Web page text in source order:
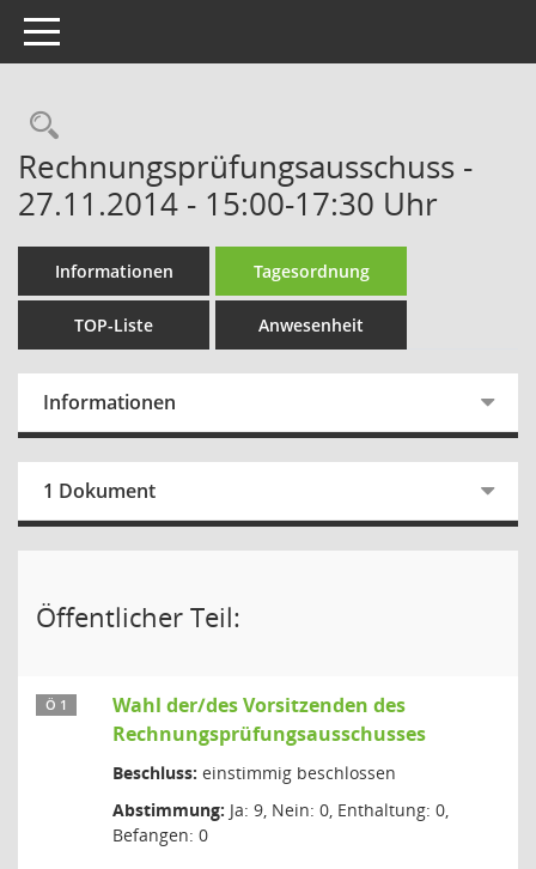
Toggle navigation
Rechercheauswahl
Rechnungsprüfungsausschuss -
27.11.2014 - 15:00-17:30 Uhr
Informationen Tagesordnung
TOP-Liste Anwesenheit
Informationen
1 Dokument
Öffentlicher Teil:
Ö 1
Wahl der/des Vorsitzenden des
Rechnungsprüfungsausschusses
Beschluss: einstimmig beschlossen
Abstimmung: Ja: 9, Nein: 0, Enthaltung: 0,
Befangen: 0